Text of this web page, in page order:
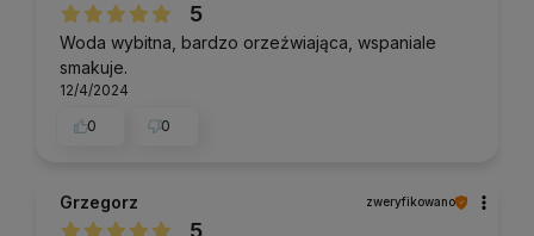
5
Woda wybitna, bardzo orzeźwiająca, wspaniale
smakuje.
12/4/2024
0
0
Grzegorz zweryfikowano